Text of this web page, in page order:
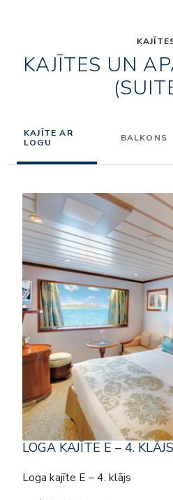
KAJĪTES UN
KAJĪTE AR
LOGU
BALKONS
LOGA KAJĪTE E – 4.
Loga kajīte E – 4. klājs